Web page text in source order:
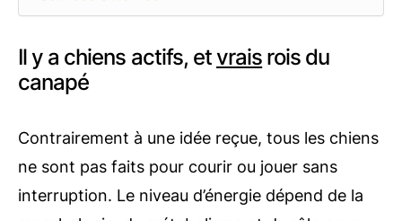
Il y a chiens actifs, etvrais rois du
canapé
Contrairement à une idée reçue, tous les chiens
ne sont pas faits pour courir ou jouer sans
interruption. Le niveau d’énergie dépend de la